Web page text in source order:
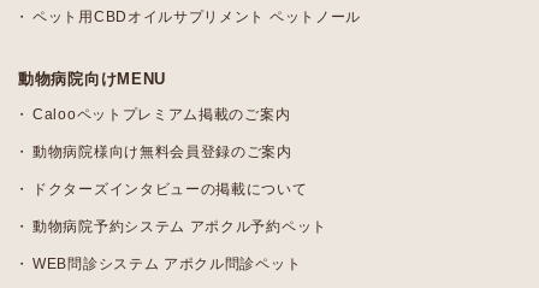
ペット用CBDオイルサプリメント ペットノール
動物病院向けMENU
Calooペットプレミアム掲載のご案内
動物病院様向け無料会員登録のご案内
ドクターズインタビューの掲載について
動物病院予約システム アポクル予約ペット
WEB問診システム アポクル問診ペット